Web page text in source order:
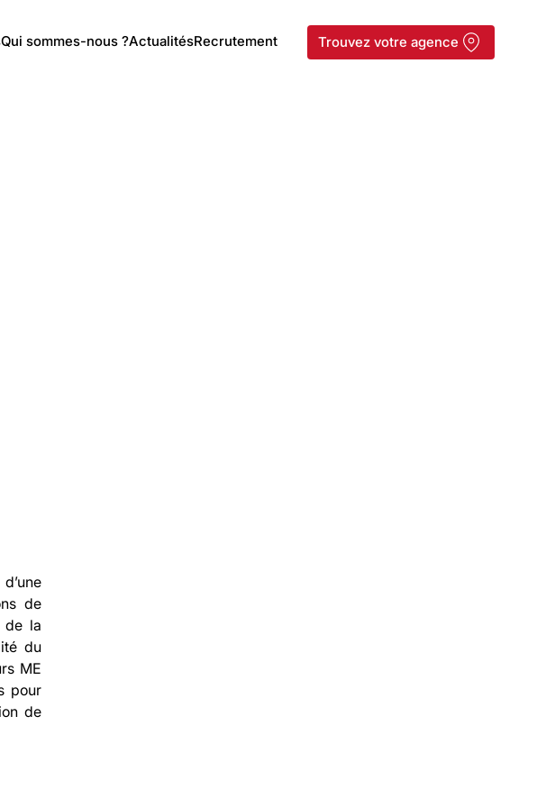
Qui sommes-nous ?ActualitésRecrutement Trouvez votre agence
de
de la
du
ME
pour
de